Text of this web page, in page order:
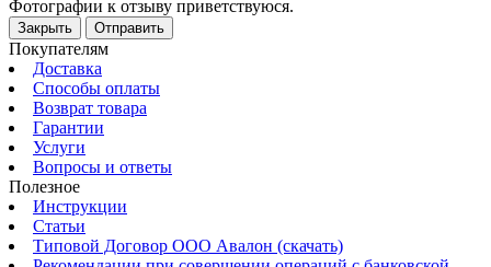
Фотографии к отзыву приветствуюся.
Закрыть Отправить
Покупателям
Доставка
Способы оплаты
Возврат товара
Гарантии
Услуги
Вопросы и ответы
Полезное
Инструкции
Статьи
Типовой Договор ООО Авалон (скачать)